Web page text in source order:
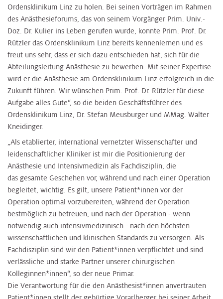
Ordensklinikum Linz zu holen. Bei seinen Vorträgen im Rahmen
des Anästhesieforums, das von seinem Vorgänger Prim. Univ.-
Doz. Dr. Kulier ins Leben gerufen wurde, konnte Prim. Prof. Dr.
Rützler das Ordensklinikum Linz bereits kennenlernen und es
freut uns sehr, dass er sich dazu entschieden hat, sich für die
Abteilungsleitung Anästhesie zu bewerben. Mit seiner Expertise
wird er die Anästhesie am Ordensklinikum Linz erfolgreich in die
Zukunft führen. Wir wünschen Prim. Prof. Dr. Rützler für diese
Aufgabe alles Gute“, so die beiden Geschäftsführer des
Ordensklinikum Linz, Dr. Stefan Meusburger und MMag. Walter
Kneidinger.
„Als etablierter, international vernetzter Wissenschafter und
leidenschaftlicher Kliniker ist mir die Positionierung der
Anästhesie und Intensivmedizin als Fachdisziplin, die
das gesamte Geschehen vor, während und nach einer Operation
begleitet, wichtig. Es gilt, unsere Patient*innen vor der
Operation optimal vorzubereiten, während der Operation
bestmöglich zu betreuen, und nach der Operation - wenn
notwendig auch intensivmedizinisch - nach den höchsten
wissenschaftlichen und klinischen Standards zu versorgen. Als
Fachdisziplin sind wir den Patient*innen verpflichtet und sind
verlässliche und starke Partner unserer chirurgischen
Kolleginnen*innen“, so der neue Primar.
Die Verantwortung für die den Anästhesist*innen anvertrauten